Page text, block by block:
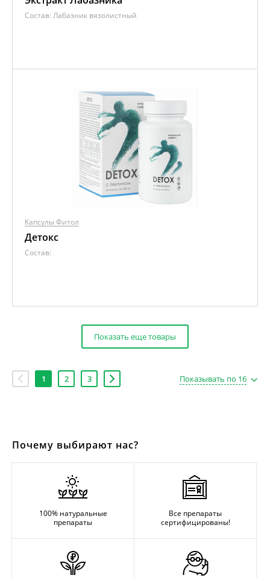
Состав: Лабазник вязолистный
Капсулы Фитол
Детокс
Состав:
Показать еще товары
1 2 3 Показывать по 16
Почему выбирают нас?
100% натуральные
препараты
Все препараты
сертифицированы!